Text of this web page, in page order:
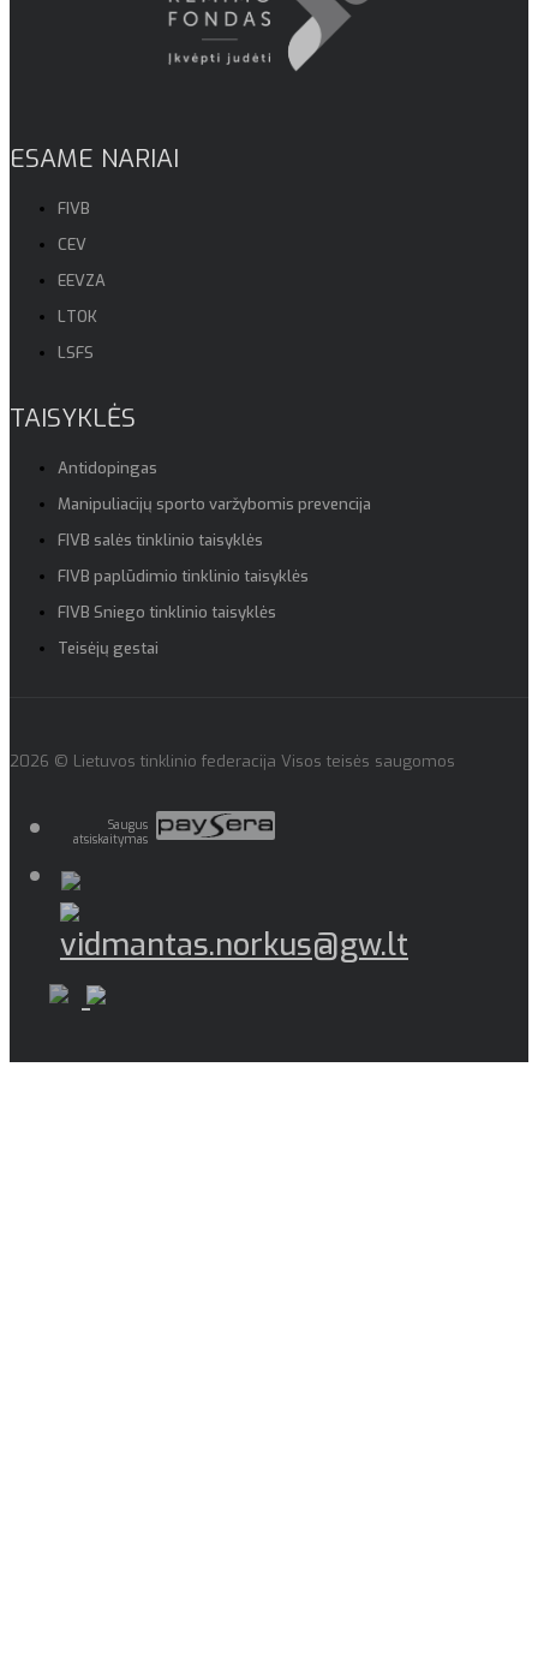
ESAME NARIAI
FIVB
CEV
EEVZA
LTOK
LSFS
TAISYKLĖS
Antidopingas
Manipuliacijų sporto varžybomis prevencija
FIVB salės tinklinio taisyklės
FIVB paplūdimio tinklinio taisyklės
FIVB Sniego tinklinio taisyklės
Teisėjų gestai
2026 © Lietuvos tinklinio federacija Visos teisės saugomos
Saugus
atsiskaitymas